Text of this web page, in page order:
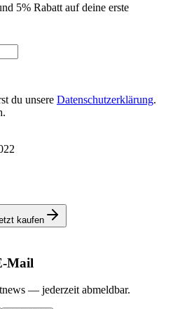
5% Rabatt auf deine erste
du unsere Datenschutzerklärung.
kaufen
Mail
— jederzeit abmeldbar.